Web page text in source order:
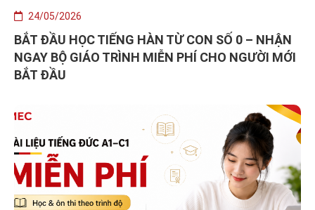
24/05/2026
BẮT ĐẦU HỌC TIẾNG HÀN TỪ CON SỐ 0 – NHẬN
NGAY BỘ GIÁO TRÌNH MIỄN PHÍ CHO NGƯỜI MỚI
BẮT ĐẦU